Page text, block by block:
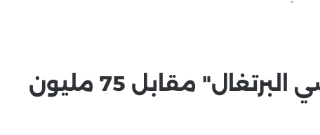
الاتحاد يتحرك لضم "ميسي البرتغال" مقابل 75 مليون